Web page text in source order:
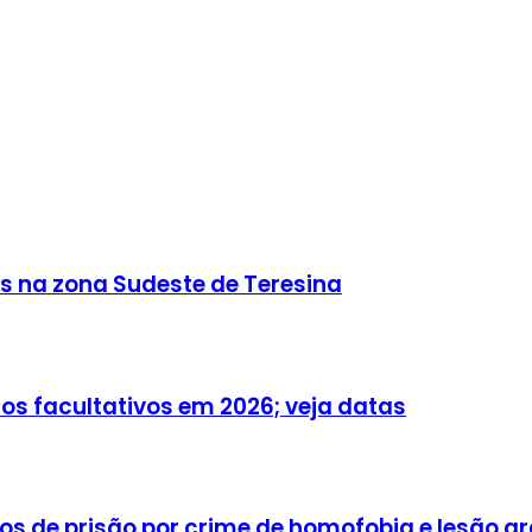
zona Sudeste de Teresina
facultativos em 2026; veja datas